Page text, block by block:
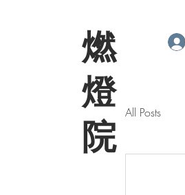
​燃
燈
院
All Posts